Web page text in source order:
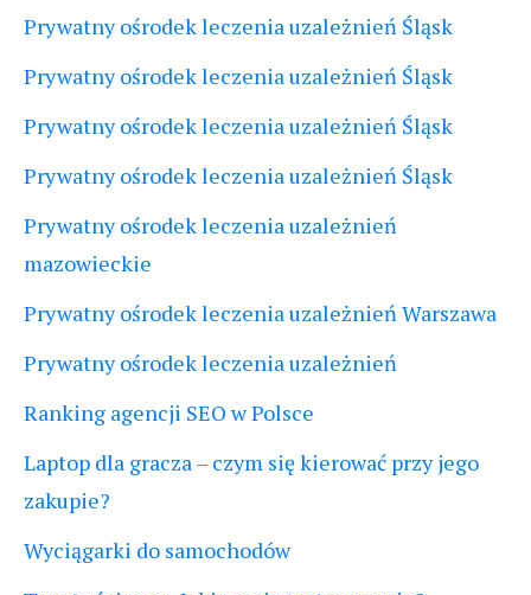
Prywatny ośrodek leczenia uzależnień Śląsk
Prywatny ośrodek leczenia uzależnień Śląsk
Prywatny ośrodek leczenia uzależnień Śląsk
Prywatny ośrodek leczenia uzależnień Śląsk
Prywatny ośrodek leczenia uzależnień
mazowieckie
Prywatny ośrodek leczenia uzależnień Warszawa
Prywatny ośrodek leczenia uzależnień
Ranking agencji SEO w Polsce
Laptop dla gracza – czym się kierować przy jego
zakupie?
Wyciągarki do samochodów